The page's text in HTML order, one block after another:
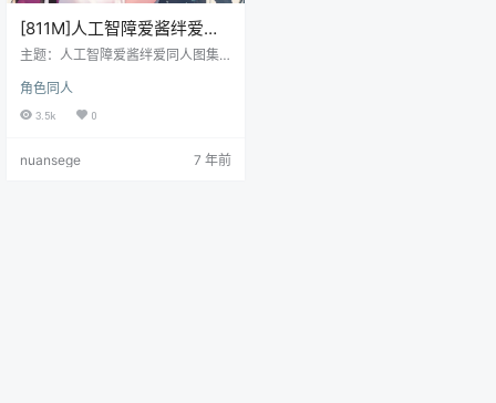
[811M]人工智障爱酱绊爱同
人图集原画插画超清壁纸图
主题：人工智障爱酱绊爱同人图集
画资料 格式：JPG/PNG 数量：已
累计更新610张/810M， 该主题图
各大图站原上传者最高画质收集 部
角色同人
3.5k 0
nuansege 7 年前